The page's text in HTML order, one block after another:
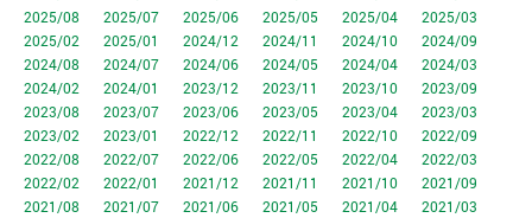
2025/08
2025/07 2025/06 2025/05 2025/04
2025/03
2025/02
2025/01 2024/12 2024/11 2024/10
2024/09
2024/08
2024/07 2024/06 2024/05 2024/04
2024/03
2024/02
2024/01 2023/12 2023/11 2023/10
2023/09
2023/08
2023/07 2023/06 2023/05 2023/04
2023/03
2023/02
2023/01 2022/12 2022/11 2022/10
2022/09
2022/08
2022/07 2022/06 2022/05 2022/04
2022/03
2022/02
2022/01 2021/12 2021/11 2021/10
2021/09
2021/08
2021/07 2021/06 2021/05 2021/04
2021/03